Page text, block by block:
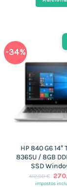
-34%
HP 840 G6
8365U / 8GB
SSD
412,00€ O
impostos